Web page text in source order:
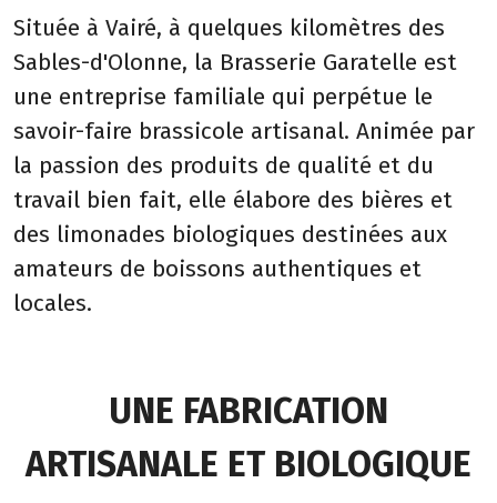
Située à Vairé, à quelques kilomètres des
Sables-d'Olonne, la Brasserie Garatelle est
une entreprise familiale qui perpétue le
savoir-faire brassicole artisanal. Animée par
la passion des produits de qualité et du
travail bien fait, elle élabore des bières et
des limonades biologiques destinées aux
amateurs de boissons authentiques et
locales.
UNE FABRICATION
ARTISANALE ET BIOLOGIQUE